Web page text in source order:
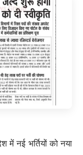
में नई भर्तियों को नया